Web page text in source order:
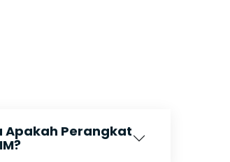
Apakah Perangkat